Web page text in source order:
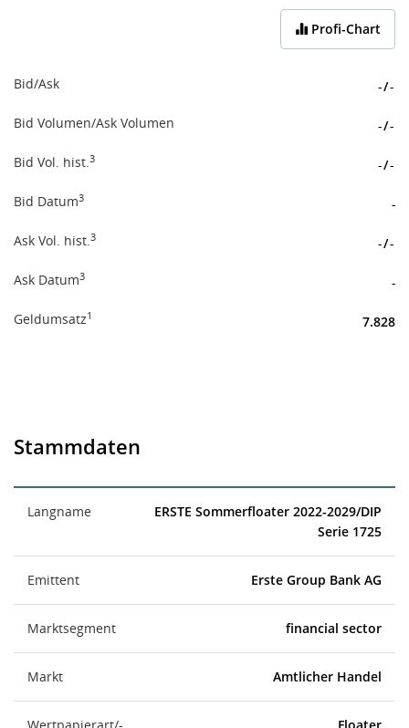
Profi-Chart
Bid/Ask -/-
Bid Volumen/Ask Volumen -/-
Bid Vol. hist.3 -/-
Bid Datum3 -
Ask Vol. hist.3 -/-
Ask Datum3 -
Geldumsatz1 7.828
Stammdaten
Langname
ERSTE Sommerfloater 2022-2029/DIP
Serie 1725
Emittent Erste Group Bank AG
Marktsegment financial sector
Markt Amtlicher Handel